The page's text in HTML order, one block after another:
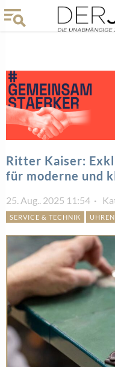
Ritter Kaiser:
für moderne und
25. Aug.. 2025 11:54
SERVICE & TECHNIK